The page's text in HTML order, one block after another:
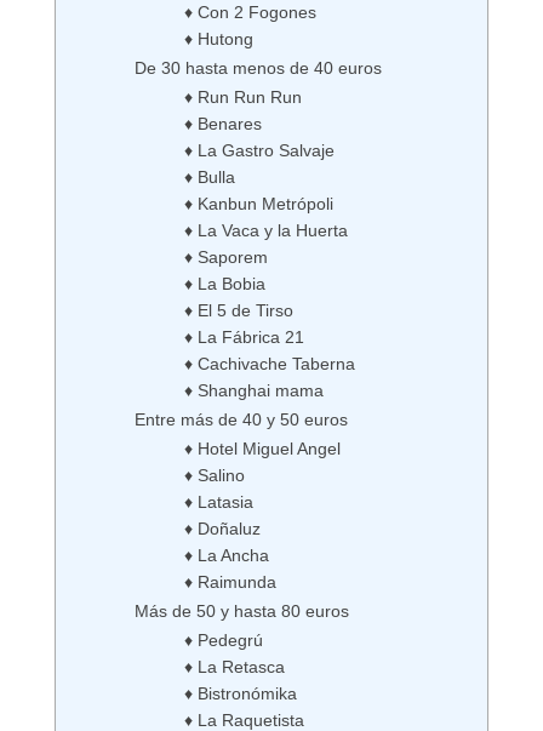
♦ Con 2 Fogones
♦ Hutong
De 30 hasta menos de 40 euros
♦ Run Run Run
♦ Benares
♦ La Gastro Salvaje
♦ Bulla
♦ Kanbun Metrópoli
♦ La Vaca y la Huerta
♦ Saporem
♦ La Bobia
♦ El 5 de Tirso
♦ La Fábrica 21
♦ Cachivache Taberna
♦ Shanghai mama
Entre más de 40 y 50 euros
♦ Hotel Miguel Angel
♦ Salino
♦ Latasia
♦ Doñaluz
♦ La Ancha
♦ Raimunda
Más de 50 y hasta 80 euros
♦ Pedegrú
♦ La Retasca
♦ Bistronómika
♦ La Raquetista